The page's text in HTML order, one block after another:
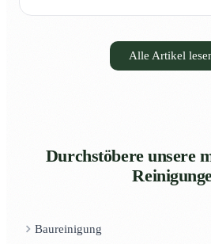
Alle Artikel
Durchstöbere unsere
Baureinigung